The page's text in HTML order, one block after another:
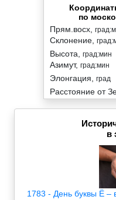
по
Прям.восх,
Склонение,
Высота, град:мин
Азимут, град:мин
Элонгация, град
Расстояние от
в
1783 - День буквы Ё –